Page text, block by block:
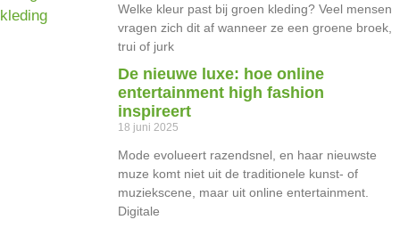
Welke kleur past bij groen kleding? Veel mensen
vragen zich dit af wanneer ze een groene broek,
trui of jurk
De nieuwe luxe: hoe online
entertainment high fashion
inspireert
18 juni 2025
Mode evolueert razendsnel, en haar nieuwste
muze komt niet uit de traditionele kunst- of
muziekscene, maar uit online entertainment.
Digitale